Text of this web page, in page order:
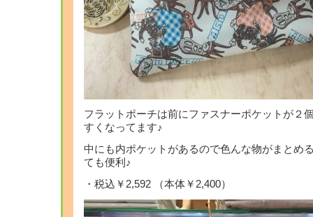
フラットポーチは前にファスナーポケットが２
すくなってます♪
中にも内ポケットがあるので色んな物がまとめ
ても便利♪
・税込￥2,592 （本体￥2,400）